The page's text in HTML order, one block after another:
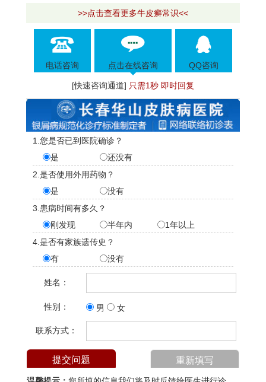
>>点击查看更多牛皮癣常识<<
电话咨询 点击在线咨询 QQ咨询
[快速咨询通道] 只需1秒 即时回复
1.您是否已到医院确诊？
是
还没有
2.是否使用外用药物？
是
没有
3.患病时间有多久？
刚发现
半年内
1年以上
4.是否有家族遗传史？
有
没有
姓名：
性别： 男 女
联系方式：